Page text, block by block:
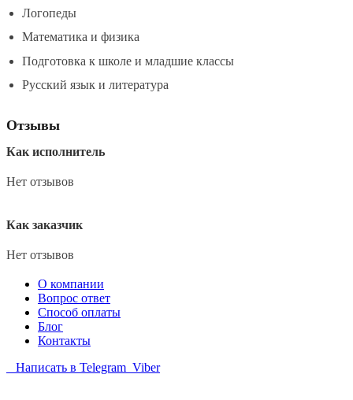
Логопеды
Математика и физика
Подготовка к школе и младшие классы
Русский язык и литература
Отзывы
Как исполнитель
Нет отзывов
Как заказчик
Нет отзывов
О компании
Вопрос ответ
Способ оплаты
Блог
Контакты
Написать в Telegram Viber